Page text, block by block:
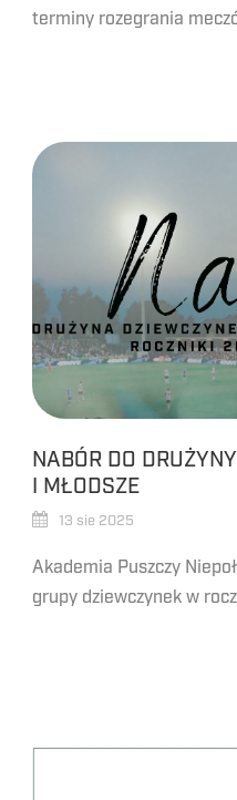
terminy rozegrania
NABÓR DO
I MŁODSZE
13 sie 2025
Akademia Puszczy
grupy dziewczynek w